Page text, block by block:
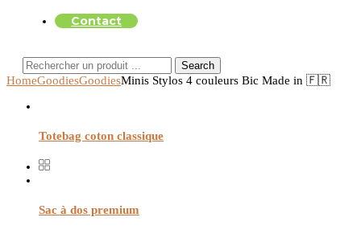
Contact
Search
HomeGoodiesGoodiesMinis Stylos 4 couleurs Bic Made in 🇫🇷
Totebag coton classique
Sac à dos premium